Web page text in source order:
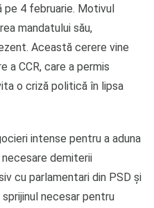
pe 4 februarie. Motivul
mandatului său,
Această cerere vine
a CCR, care a permis
o criză politică în lipsa
intense pentru a aduna
demiterii
cu parlamentari din PSD și
necesar pentru